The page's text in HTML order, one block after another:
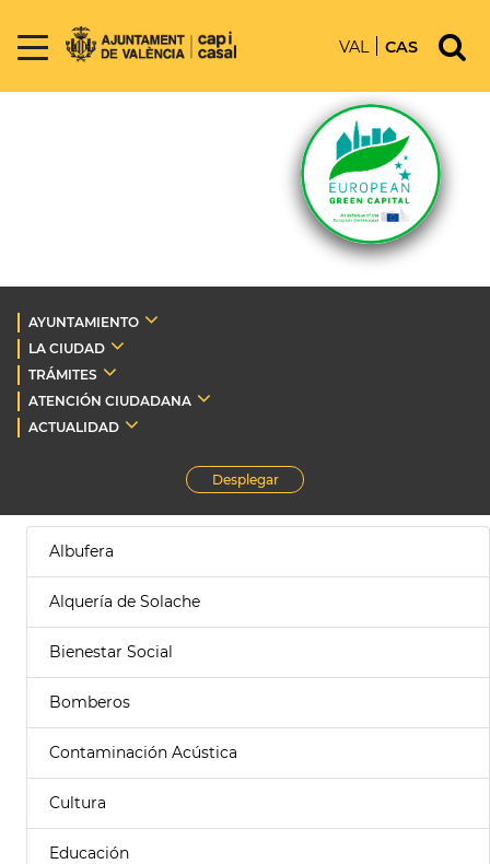
VAL CAS
AYUNTAMIENTO
LA CIUDAD
TRÁMITES
ATENCIÓN CIUDADANA
ACTUALIDAD
Desplegar
Albufera
Alquería de Solache
Bienestar Social
Bomberos
Contaminación Acústica
Cultura
Educación